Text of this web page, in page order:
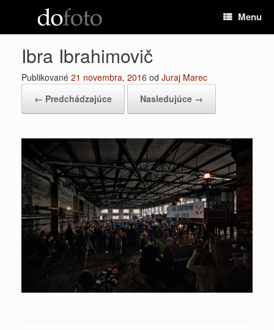
Menu
Ibra Ibrahimovič
Publikované 21 novembra, 2016 od Juraj Marec
← Predchádzajúce
Nasledujúce →